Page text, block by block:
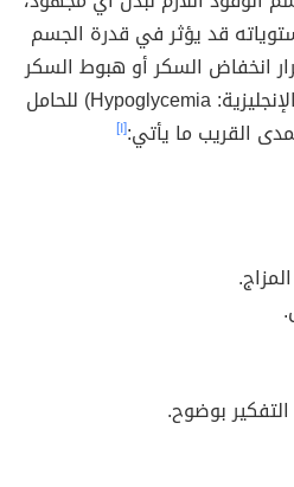
قد يؤثر في قدرة الجسم
انخفاض السكر أو هبوط السكر
في الدّم (بالإنجليزية: Hypoglycemia) للحامل
القريب ما يأتي:[١]
بوضوح.